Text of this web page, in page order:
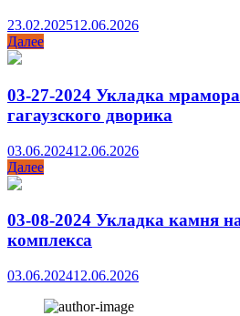
23.02.202512.06.2026
Далее
03-27-2024 Укладка
гагаузского дворика
03.06.202412.06.2026
Далее
03-08-2024 Укладка камня
комплекса
03.06.202412.06.2026